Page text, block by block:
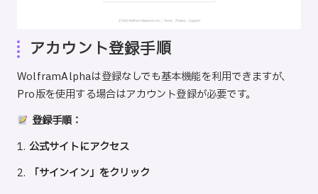
アカウント登録手順
WolframAlphaは登録なしでも基本機能を利用できますが、
Pro版を使用する場合はアカウント登録が必要です。
登録手順：
1. 公式サイトにアクセス
2.
「サインイン」をクリック